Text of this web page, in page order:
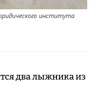
института
два лыжника из